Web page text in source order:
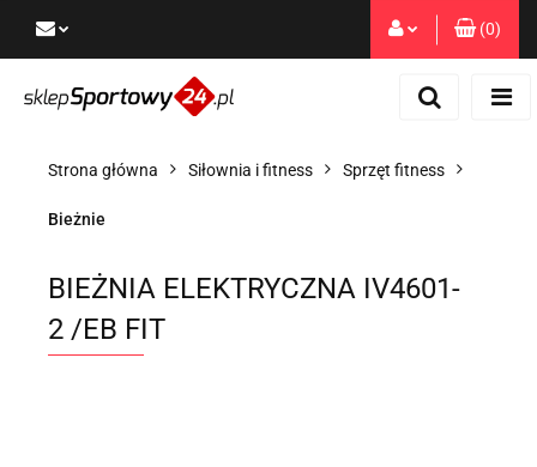
Dodaj zgłoszenie
(0)
Strona główna Siłownia i fitness Sprzęt fitness
Bieżnie
BIEŻNIA ELEKTRYCZNA IV4601-
2 /EB FIT